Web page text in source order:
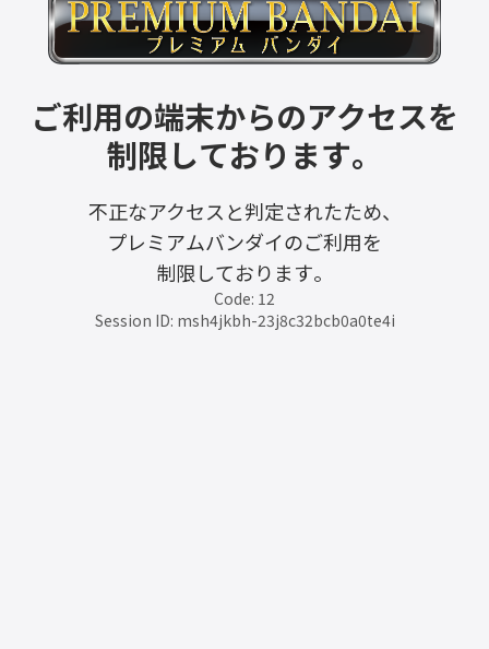
ご利用の端末からのアクセスを
制限しております。
不正なアクセスと判定されたため、
プレミアムバンダイのご利用を
制限しております。
Code: 12
Session ID: msh4jkbh-23j8c32bcb0a0te4i